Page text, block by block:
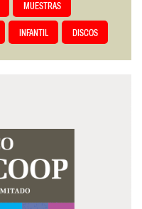
MUESTRAS
INFANTIL DISCOS